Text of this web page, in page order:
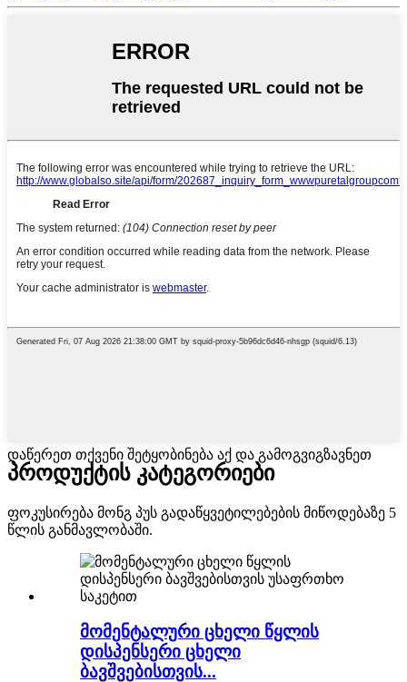
დაწერეთ თქვენი შეტყობინება აქ და გამოგვიგზავნეთ
პროდუქტის კატეგორიები
ფოკუსირება მონგ პუს გადაწყვეტილებების მიწოდებაზე 5
წლის განმავლობაში.
მომენტალური ცხელი წყლის
დისპენსერი ცხელი
ბავშვებისთვის...